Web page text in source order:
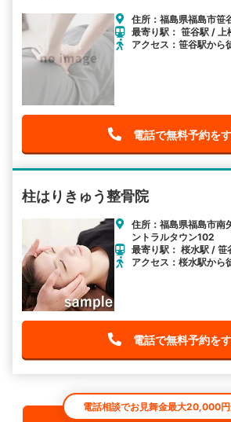
住所：福島県福島市笹
最寄り駅： 笹谷駅 / 上
アクセス：笹谷駅から
電話で無料予約を
柱はりきゅう整骨院
住所：福島県福島市南
ントラルタウン102
最寄り駅： 桜水駅 / 笹
アクセス：桜水駅から
電話で無料予約を
電話相談でお見舞金最大20,000